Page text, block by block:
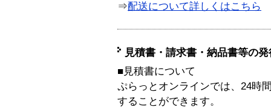
⇒配送について詳しくはこちら
見積書・請求書・納品書等の
■見積書について
ぷらっとオンラインでは、24時
することができます。